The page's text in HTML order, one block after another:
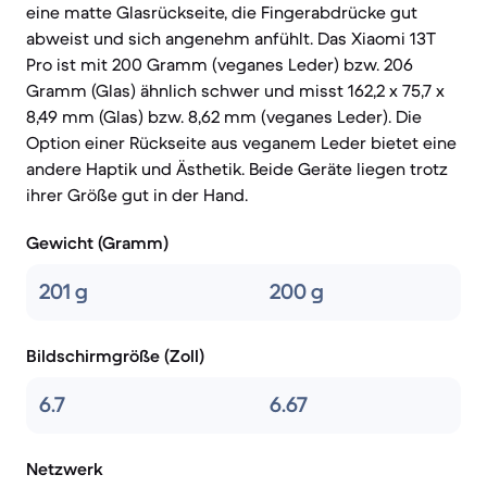
eine matte Glasrückseite, die Fingerabdrücke gut
abweist und sich angenehm anfühlt. Das Xiaomi 13T
Pro ist mit 200 Gramm (veganes Leder) bzw. 206
Gramm (Glas) ähnlich schwer und misst 162,2 x 75,7 x
8,49 mm (Glas) bzw. 8,62 mm (veganes Leder). Die
Option einer Rückseite aus veganem Leder bietet eine
andere Haptik und Ästhetik. Beide Geräte liegen trotz
ihrer Größe gut in der Hand.
Gewicht (Gramm)
201 g 200 g
Bildschirmgröße (Zoll)
6.7 6.67
Netzwerk